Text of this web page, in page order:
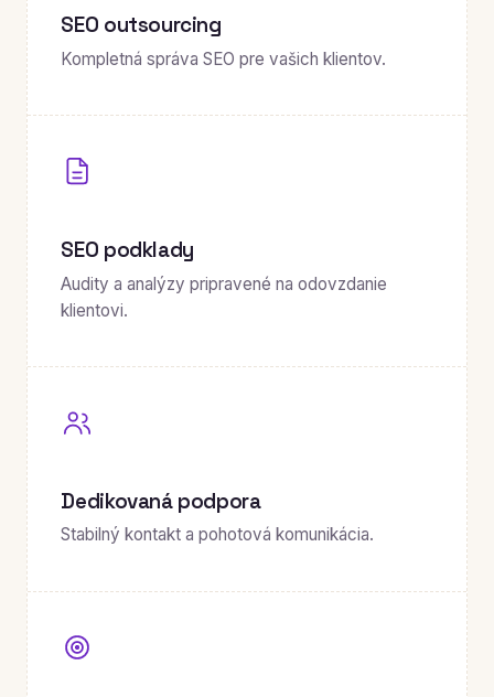
SEO outsourcing
Kompletná správa SEO pre vašich klientov.
SEO podklady
Audity a analýzy pripravené na odovzdanie
klientovi.
Dedikovaná podpora
Stabilný kontakt a pohotová komunikácia.